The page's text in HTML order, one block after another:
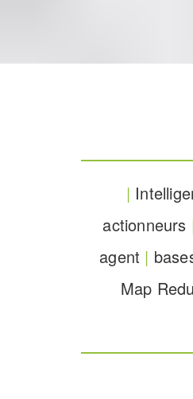
|
actionneurs
agent |
Map